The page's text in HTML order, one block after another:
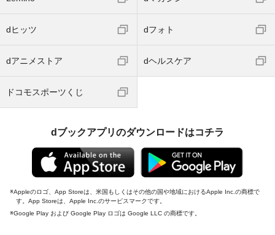
dヒッツ dフォト
dアニメストア dヘルスケア
ドコモスポーツくじ
dブックアプリのダウンロードはコチラ
Appleのロゴ、App Storeは、米国もしくはその他の国や地域におけるApple Inc.の商標で
す。App Storeは、Apple Inc.のサービスマークです。
Google Play および Google Play ロゴは Google LLC の商標です。